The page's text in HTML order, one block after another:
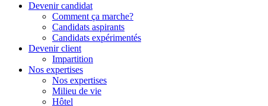
Devenir candidat
Comment ça marche?
Candidats aspirants
Candidats expérimentés
Devenir client
Impartition
Nos expertises
Nos expertises
Milieu de vie
Hôtel